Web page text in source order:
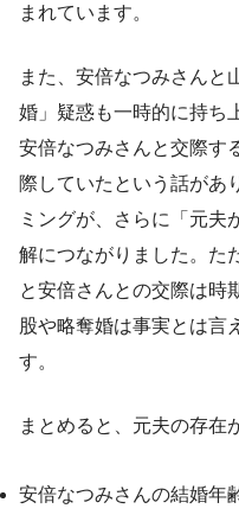
まれています。
また、安倍なつみさんと
婚」疑惑も一時的に持ち
安倍なつみさんと交際す
際していたという話があ
ミングが、さらに「元夫
解につながりました。た
と安倍さんとの交際は時
股や略奪婚は事実とは言
す。
まとめると、元夫の存在
安倍なつみさんの結婚年